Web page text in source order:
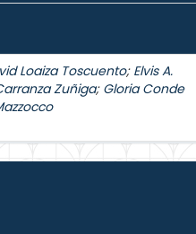
Loaiza Toscuento; Elvis A.
Zuñiga; Gloria Conde